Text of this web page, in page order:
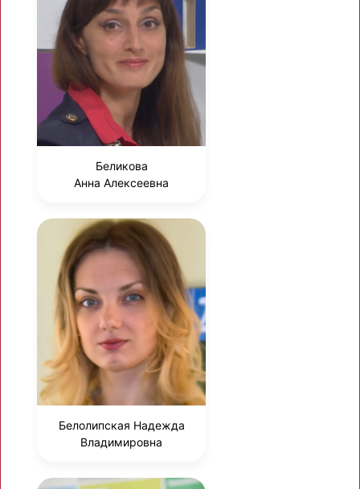
Беликова
Анна Алексеевна
Белолипская Надежда
Владимировна